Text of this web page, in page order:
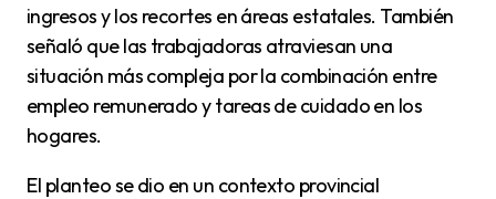
ingresos y los recortes en áreas estatales. También
señaló que las trabajadoras atraviesan una
situación más compleja por la combinación entre
empleo remunerado y tareas de cuidado en los
hogares.
El planteo se dio en un contexto provincial